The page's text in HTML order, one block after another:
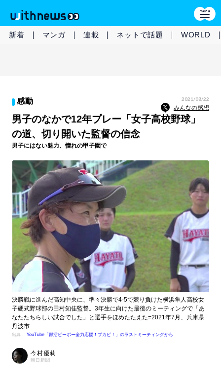
新着 マンガ 連載 ネットで話題 WORLD
感動 2021/08/22
みんなの感想
男子のなかで12年プレー「女子高校野球」
の道、切り開いた監督の信念
男子にはない魅力、憧れの甲子園で
決勝戦に進んだ高知中央に、準々決勝で4-5で競り負けた横浜隼人高校女
子硬式野球部の田村知佳監督。3年生に向けた最後のミーティングで「あ
なたたちらしい試合でした」と選手をほめたたえた=2021年7月、兵庫県
丹波市
出典： YouTube「部活ピーポー全力応援！ブカピ！」のラストミーティングから
今村優莉
朝日新聞